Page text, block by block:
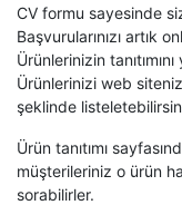
CV formu sayesinde
Başvurularınızı artık
Ürünlerinizin
Ürünlerinizi web
şeklinde
Ürün tanıtımı
müşterileriniz o ürün
sorabilirler.